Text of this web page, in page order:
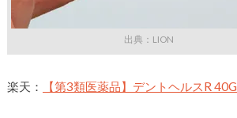
出典：LION
楽天： 【第3類医薬品】デントヘルスR 40G